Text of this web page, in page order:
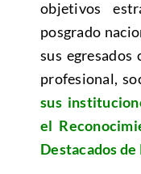
objetivos
posgrado
sus egresados
profesional,
sus
el
Destacados de